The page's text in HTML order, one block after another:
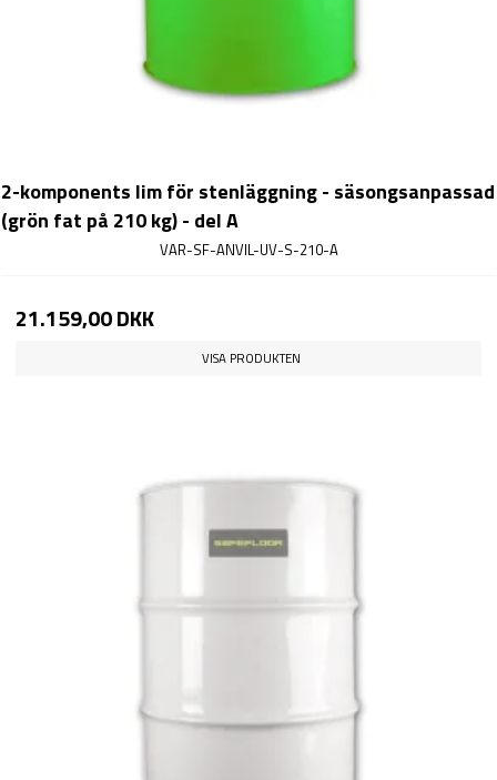
2-komponents lim för stenläggning - säsongsanpassad
(grön fat på 210 kg) - del A
VAR-SF-ANVIL-UV-S-210-A
21.159,00 DKK
VISA PRODUKTEN